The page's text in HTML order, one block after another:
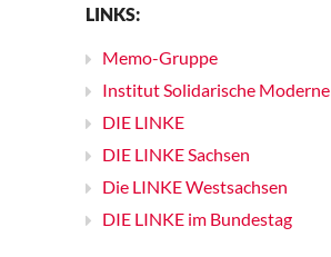
LINKS:
Memo-Gruppe
Institut Solidarische Moderne
DIE LINKE
DIE LINKE Sachsen
Die LINKE Westsachsen
DIE LINKE im Bundestag